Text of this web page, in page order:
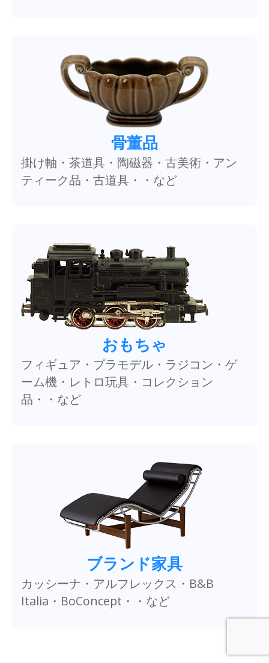
骨董品
掛け軸・茶道具・陶磁器・古美術・アン
ティーク品・古道具・・など
おもちゃ
フィギュア・プラモデル・ラジコン・ゲ
ーム機・レトロ玩具・コレクション
品・・など
ブランド家具
カッシーナ・アルフレックス・B&B
Italia・BoConcept・・など